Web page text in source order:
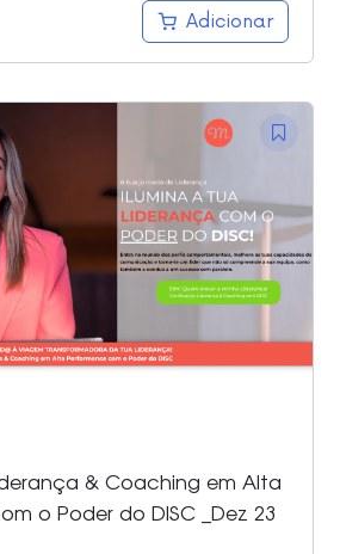
Adicionar
& Coaching em Alta
com o Poder do DISC _Dez 23